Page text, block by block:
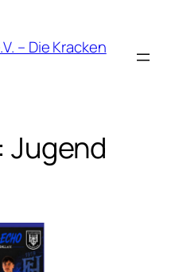
– Die Kracken
Jugend